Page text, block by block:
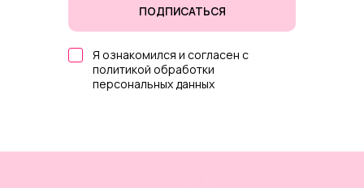
ПОДПИСАТЬСЯ
Я ознакомился и согласен с
политикой обработки
персональных данных